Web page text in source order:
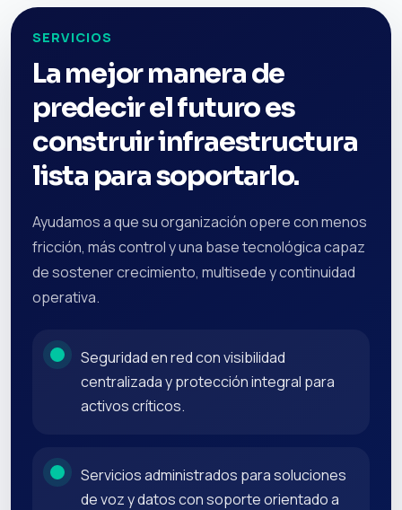
SERVICIOS
La mejor manera de
predecir el futuro es
construir infraestructura
lista para soportarlo.
Ayudamos a que su organización opere con menos
fricción, más control y una base tecnológica capaz
de sostener crecimiento, multisede y continuidad
operativa.
Seguridad en red con visibilidad
centralizada y protección integral para
activos críticos.
Servicios administrados para soluciones
de voz y datos con soporte orientado a